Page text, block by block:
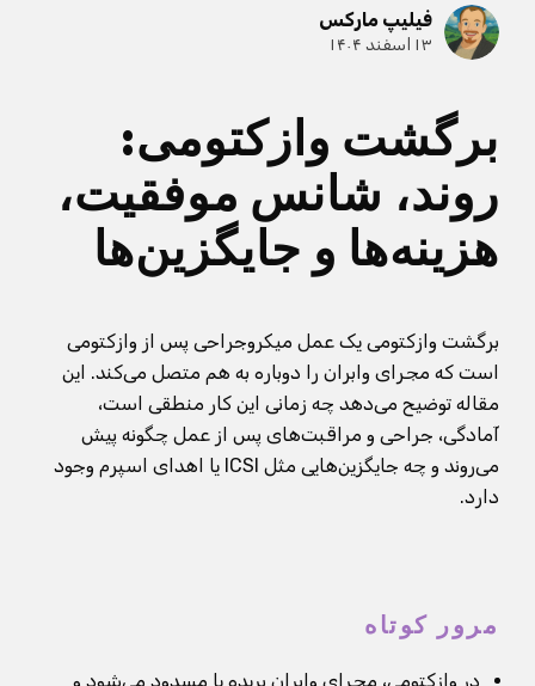
فیلیپ مارکس
۱۳ اسفند ۱۴۰۴
برگشت وازکتومی:
روند، شانس موفقیت،
هزینه‌ها و جایگزین‌ها
برگشت وازکتومی یک عمل میکروجراحی پس از وازکتومی
است که مجرای وابران را دوباره به هم متصل می‌کند. این
مقاله توضیح می‌دهد چه زمانی این کار منطقی است،
آمادگی، جراحی و مراقبت‌های پس از عمل چگونه پیش
می‌روند و چه جایگزین‌هایی مثل ICSI یا اهدای اسپرم وجود
دارد.
مرور کوتاه
در وازکتومی، مجرای وابران بریده یا مسدود می‌شود و